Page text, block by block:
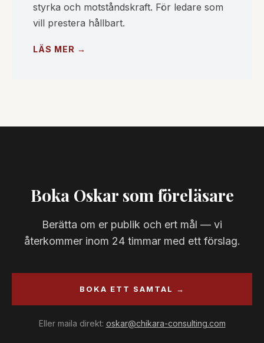
styrka och motståndskraft. För ledare som
vill prestera hållbart.
LÄS MER →
Boka Oskar som föreläsare
Berätta om er publik och ert mål — vi
återkommer inom 24 timmar med ett förslag.
BOKA ETT SAMTAL →
Eller maila direkt: oskar@chikara-consulting.com